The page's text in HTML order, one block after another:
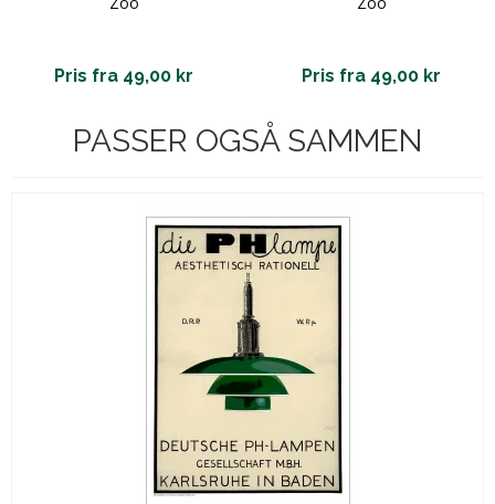
Pris fra 49,00 kr Pris fra 49,00 kr
PASSER OGSÅ SAMMEN